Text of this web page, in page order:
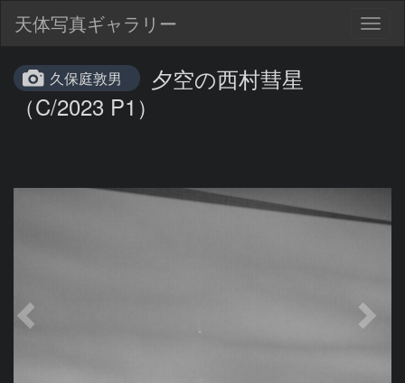
天体写真ギャラリー
久保庭敦男
夕空の西村彗星
（C/2023 P1）